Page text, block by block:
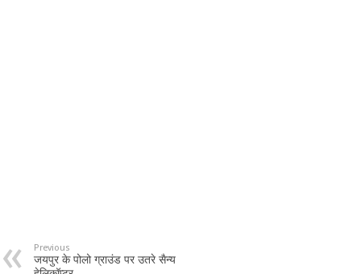
Previous
जयपुर के पोलो ग्राउंड पर उतरे सैन्य